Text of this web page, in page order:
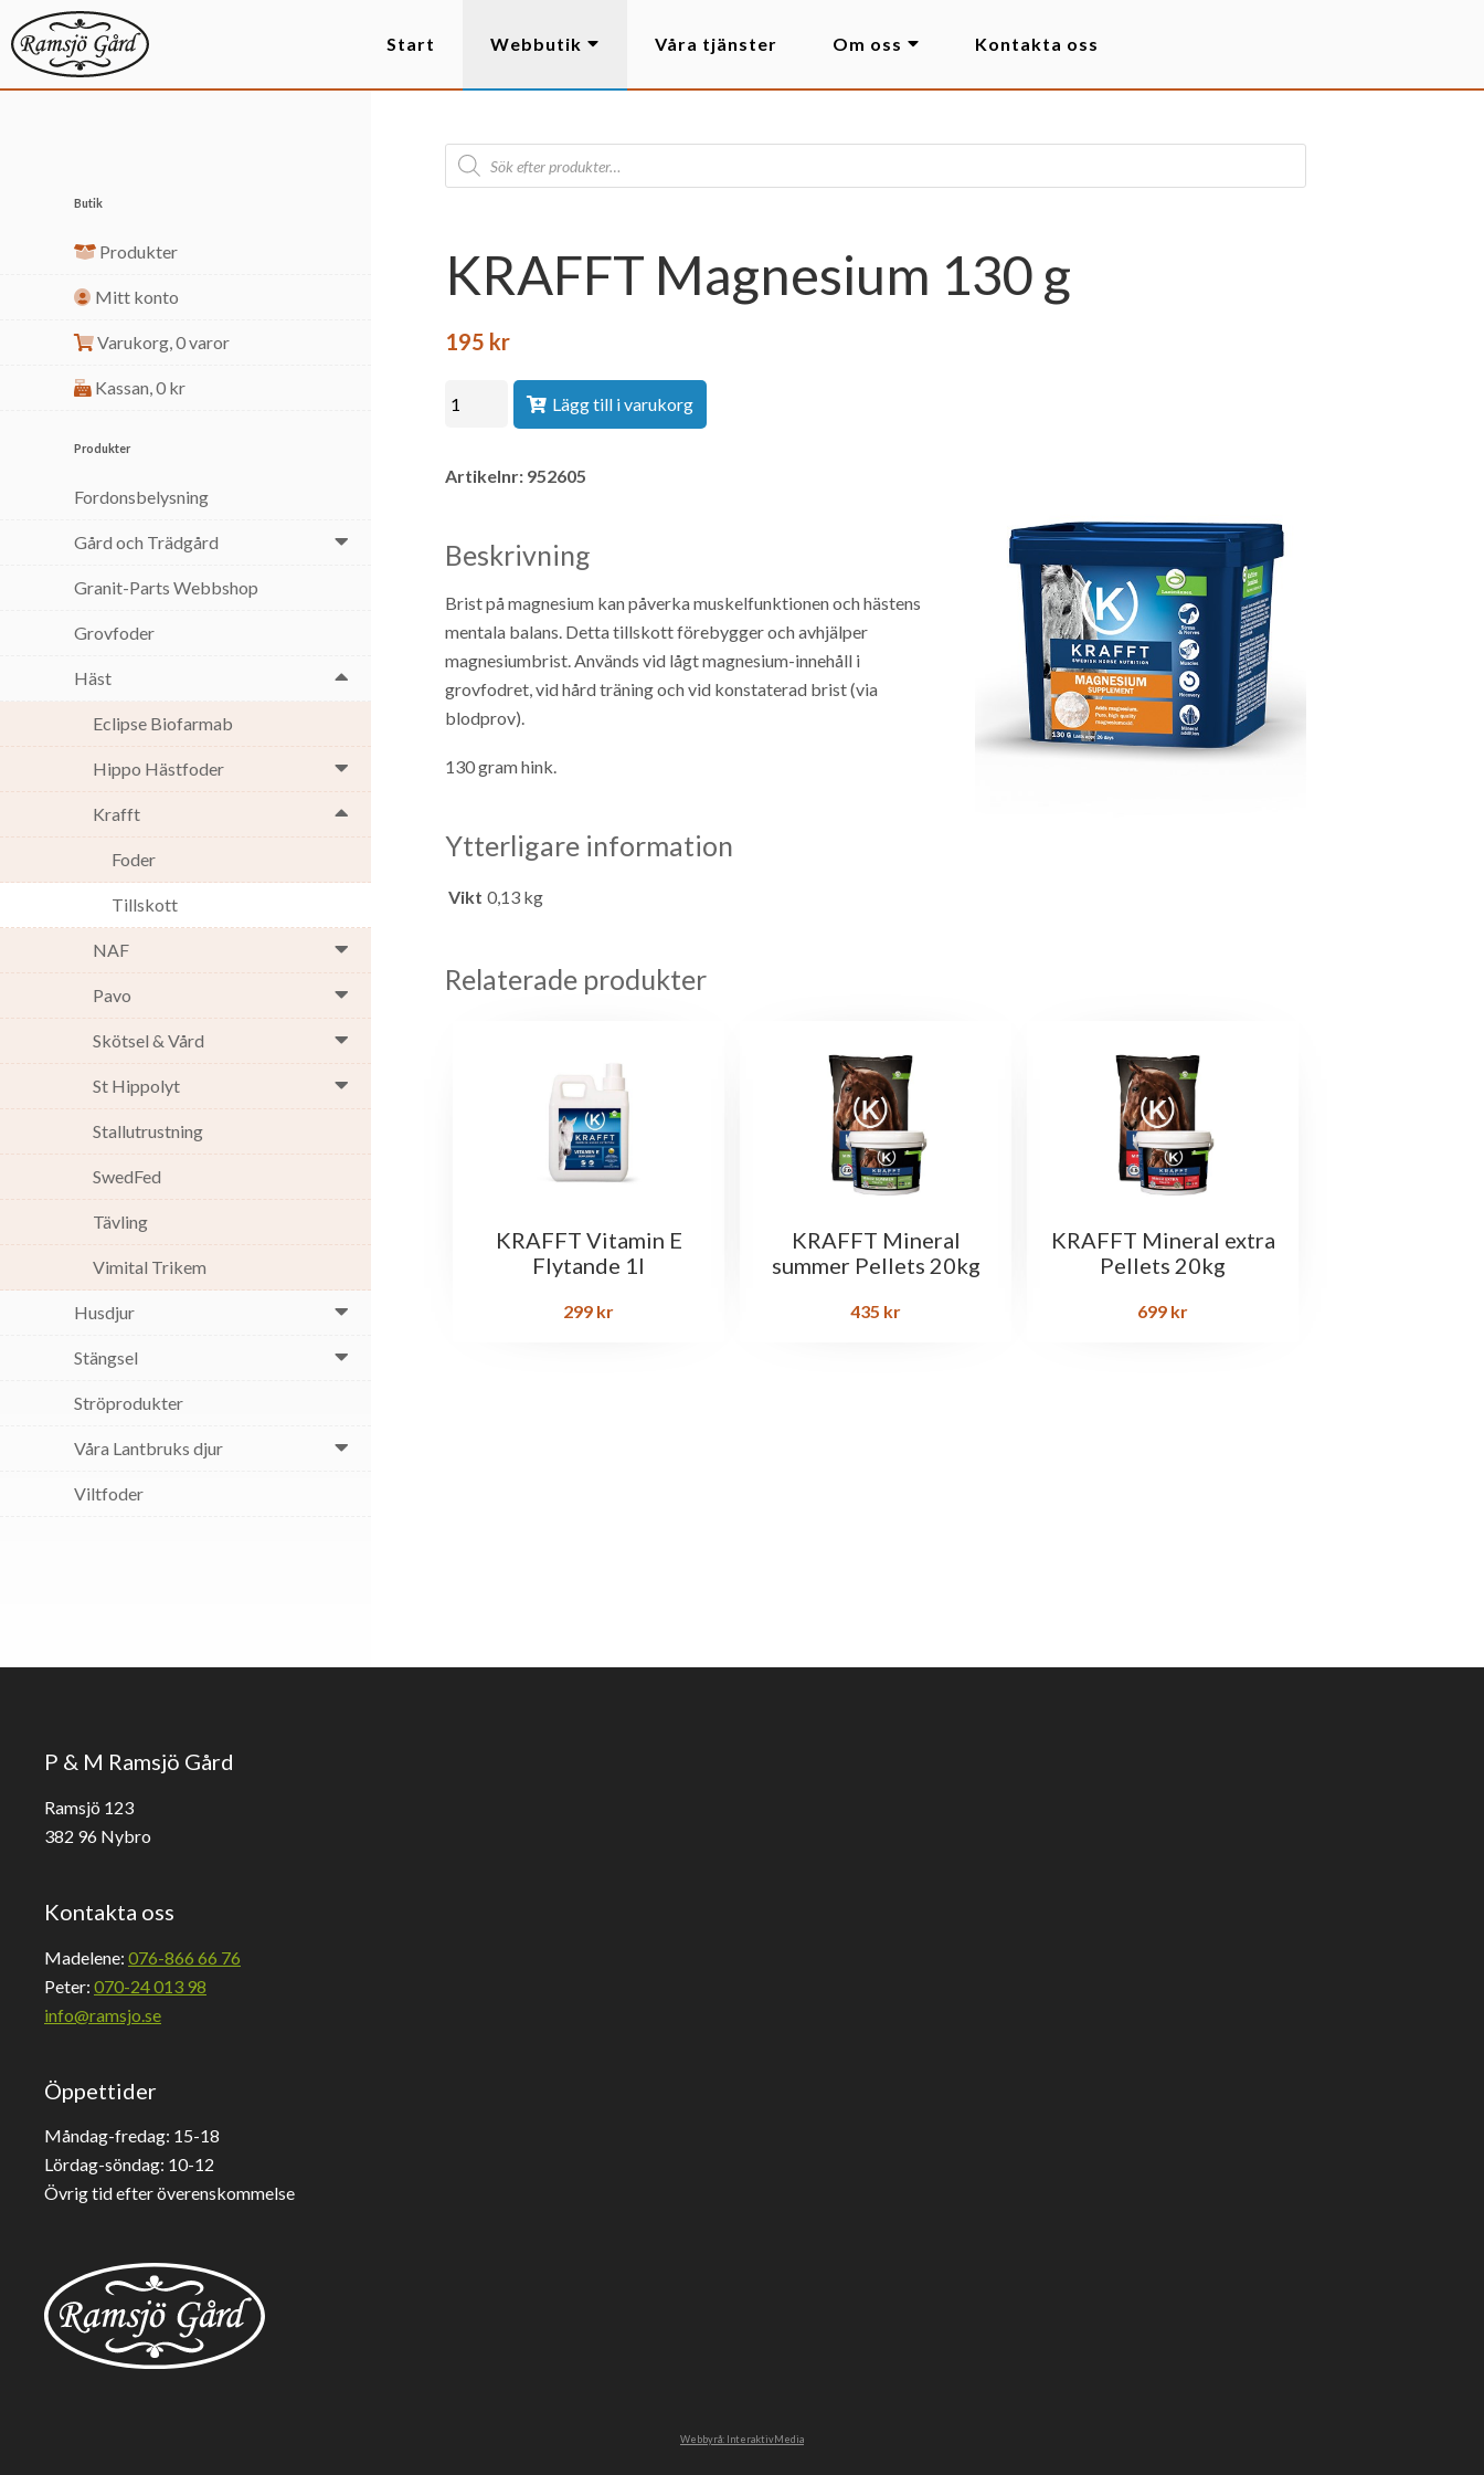
Start Webbutik Våra tjänster Om oss Kontakta oss
Butik
Produkter
Mitt konto
Varukorg,0 varor
Kassan,0 kr
Produkter
Fordonsbelysning
Gård och Trädgård
Granit-Parts Webbshop
Grovfoder
Häst
Eclipse Biofarmab
Hippo Hästfoder
Krafft
Foder
Tillskott
NAF
Pavo
Skötsel & Vård
St Hippolyt
Stallutrustning
SwedFed
Tävling
Vimital Trikem
Husdjur
Stängsel
Ströprodukter
Våra Lantbruks djur
Viltfoder
KRAFFT Magnesium 130 g
195 kr
Lägg till i varukorg
Artikelnr: 952605
Beskrivning
Brist på magnesium kan påverka muskelfunktionen och hästens
mentala balans. Detta tillskott förebygger och avhjälper
magnesiumbrist. Används vid lågt magnesium-innehåll i
grovfodret, vid hård träning och vid konstaterad brist (via
blodprov).
130 gram hink.
Ytterligare information
Vikt 0,13 kg
Relaterade produkter
KRAFFT Vitamin E
Flytande 1l
299 kr
KRAFFT Mineral
summer Pellets 20kg
435 kr
KRAFFT Mineral extra
Pellets 20kg
699 kr
P & M Ramsjö Gård
Ramsjö 123
382 96 Nybro
Kontakta oss
Madelene: 076-866 66 76
Peter: 070-24 013 98
info@ramsjo.se
Öppettider
Måndag-fredag: 15-18
Lördag-söndag: 10-12
Övrig tid efter överenskommelse
Webbyrå: InteraktivMedia